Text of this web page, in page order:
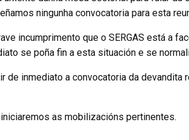
ningunha convocatoria para esta
incumprimento que o SERGAS está a
se poña fin a esta situación e se
de inmediato a convocatoria da devandita
as mobilizacións pertinentes.